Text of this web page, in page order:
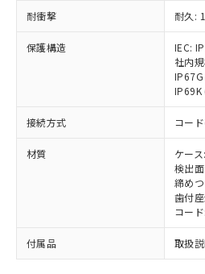
耐衝撃 耐久:
保護構造
IEC:
社内
IP69K
接続方式 コー
材質
ケー
検出
締め
歯付
コー
付属品 取扱
覧された時点での
準価格とは異なる
了承ください。
正式な納期状況お
様のお取引先、ま
ムロン制御機器販
ご相談ください。
オムロン制御機器
販売ネットワ
在庫状況および標
事前の承諾なく第三
示しないようお願い
マイパーツ機能（部
ビス）をご利用い
鉛(Pb) 1000ppm以下、 水銀
ミウム(Cd) 100ppm以下、
六価クロム(Cr(Ⅵ)) 1000ppm以
類(PBB) 1000ppm以下、ポリ臭化
(PBDE) 1000ppm以下、フタル酸
ル) (DEHP)(別名：DOP)
ルベンジル（BBP） 1000ppm以
（DBP） 1000ppm以下、フタ
適用除外項目は除く。
フタル酸エステル類の４物質に
図的な使用がないことを確認し
部品在庫の切り替え状況
月が前後することがあり
*中国RoHS10物質の基準値 (GB/
Pb(鉛) :1000ppm、 Hg(水銀) :
Cr(Ⅵ)(六価クロム) : 1000ppm、
ニル類) : 1000ppm、 PBDEs(ポ
DBP(フタル酸ジブチル) :
イソブチル) : 1000ppm、 BBP(
DEHP(フタル酸ビス(2-エチルヘ
※2 環境保護使用期限
「ｅ」：有害物質（10物
準値以下であることを示
「10」：通常の使用状況
質が外部に漏えいし、環
及ぼさない年数を意味し
国政府の輸出許可(
可)を取得するなど
当社は規制貨物を
全に破砕するなど
いよう必要な手段
当社は貴社製品を
ル、化学兵器、生
武器並びにこれら
使用いたしません。
当社は、貴社製品
場合は、上記1、2お
該第三者に通知しま
販売先および販売
法に輸出するおそれ
一定数以上の在
一定数には満
在庫なし(最新
いては、お客
たはお客様担
機器販売店・
認ください)
白
受注生産機種
情報を公開して